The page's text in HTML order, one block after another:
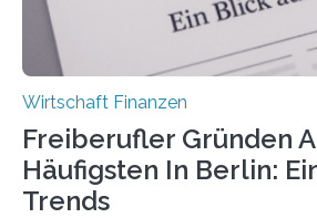
Wirtschaft Finanzen
Freiberufler Gründen
Häufigsten In Berlin:
Trends